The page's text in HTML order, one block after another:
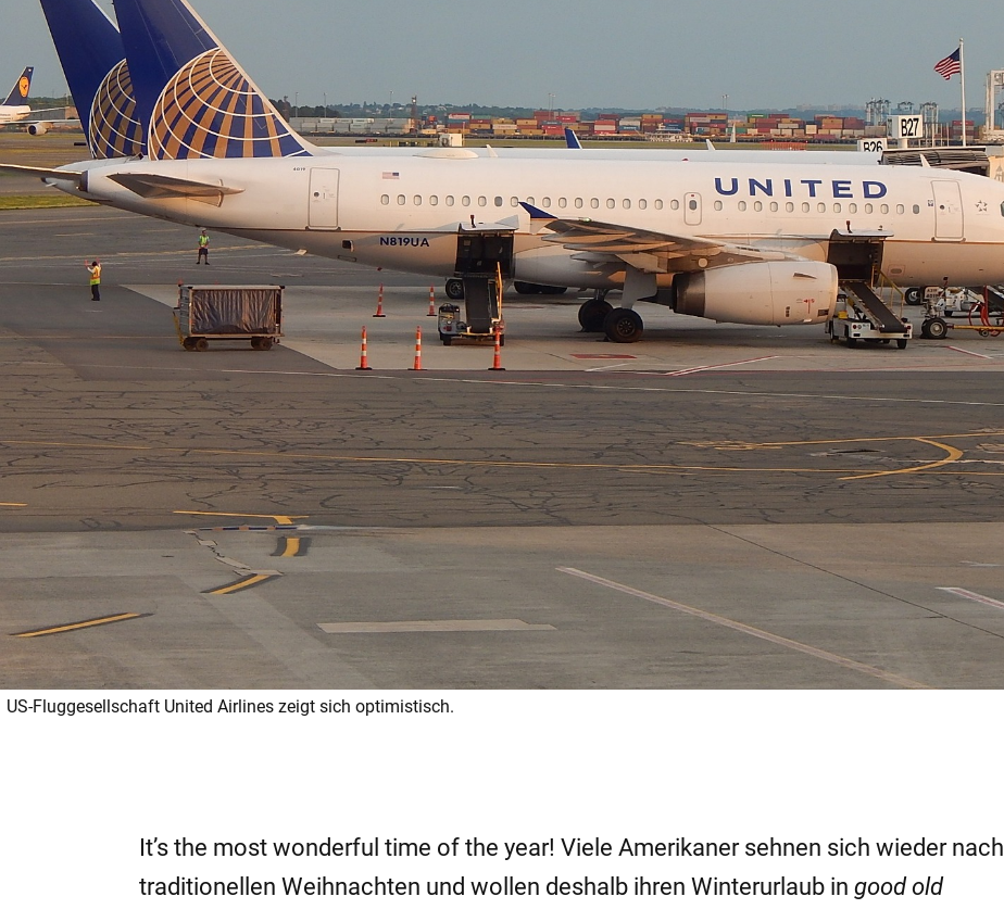
US-Fluggesellschaft United Airlines zeigt sich optimistisch.
It’s the most wonderful time of the year! Viele Amerikaner sehnen sich wieder nach
traditionellen Weihnachten und wollen deshalb ihren Winterurlaub in good old